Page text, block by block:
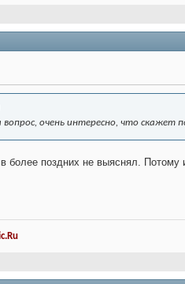
вопрос, очень интересно, что
более поздних не выяснял.